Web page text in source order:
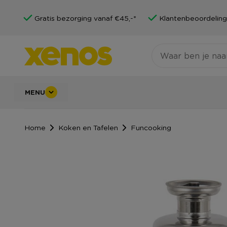
Gratis bezorging vanaf €45,-*
MENU
Home Koken en Tafelen Funcooking